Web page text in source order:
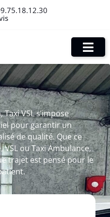
VSL s’impose
pour garantir un
de qualité. Que ce
ou Taxi Ambulance,
trajet est pensé pour le